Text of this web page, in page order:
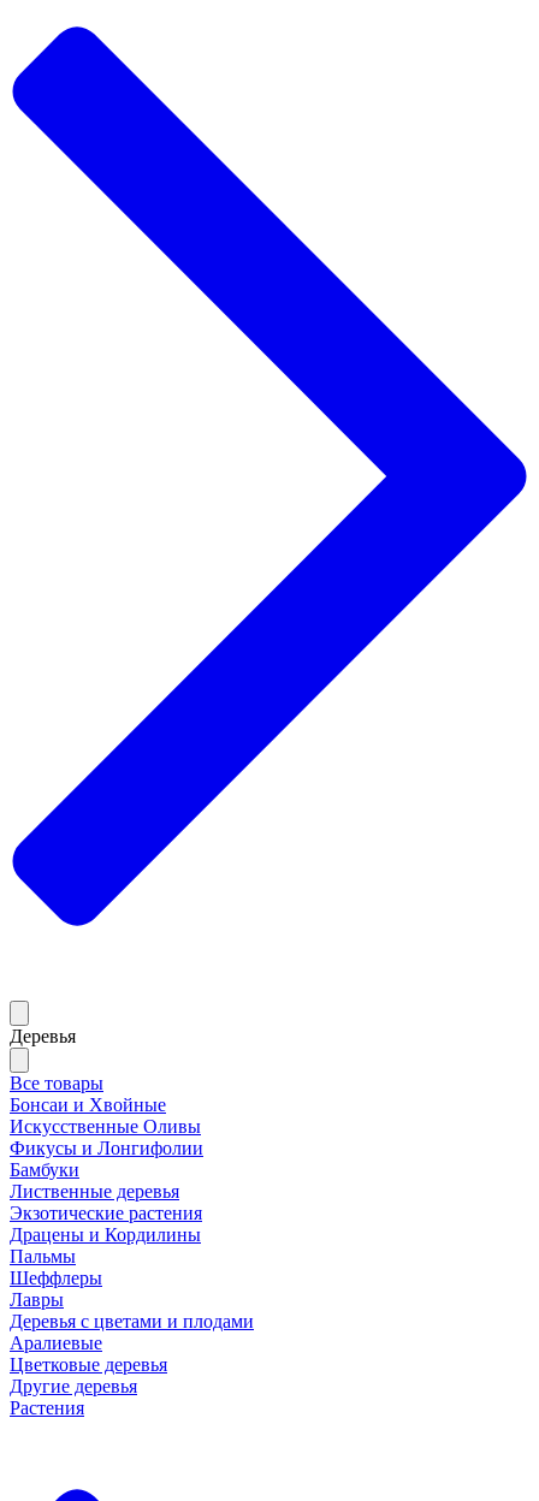
Деревья
Все товары
Бонсаи и Хвойные
Искусственные Оливы
Фикусы и Лонгифолии
Бамбуки
Лиственные деревья
Экзотические растения
Драцены и Кордилины
Пальмы
Шеффлеры
Лавры
Деревья с цветами и плодами
Аралиевые
Цветковые деревья
Другие деревья
Растения